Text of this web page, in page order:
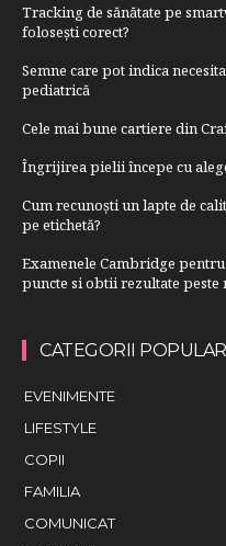
Tracking de sănătate pe
folosești corect?
Semne care pot indica
pediatrică
Cele mai bune cartiere din
Îngrijirea pielii începe cu
Cum recunoști un lapte de
pe etichetă?
Examenele Cambridge
puncte si obtii rezultate peste
CATEGORII
EVENIMENTE
LIFESTYLE
COPII
FAMILIA
COMUNICAT